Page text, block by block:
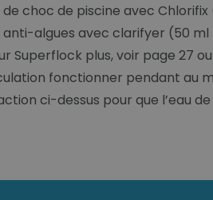
choc de piscine avec Chlorifix
algues avec clarifyer (50 ml
Superflock plus, voir page 27
fonctionner pendant au
ci-dessus pour que l’eau